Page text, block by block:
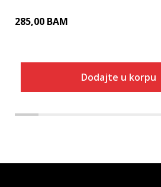
285,00 BAM
Dodajte u korpu